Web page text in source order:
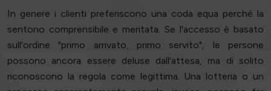
In genere i clienti preferiscono una coda equa perché la
sentono comprensibile e meritata. Se l'accesso è basato
sull'ordine "primo arrivato, primo servito", le persone
possono ancora essere deluse dall'attesa, ma di solito
riconoscono la regola come legittima. Una lotteria o un